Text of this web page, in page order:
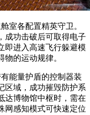
室各配置精英守卫。
成功击破后可取得电子
即进入高速飞行躲避模
的运动规律。
能量护盾的控制器装
区域，成功摧毁防护系
达博物馆中枢时，需在
网感知模式可快速定位